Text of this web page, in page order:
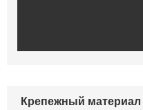
Крепежный материал